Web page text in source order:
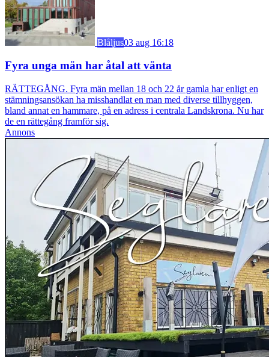
Blåljus03 aug 16:18
Fyra unga män har åtal att vänta
RÄTTEGÅNG. Fyra män mellan 18 och 22 år gamla har enligt en
stämningsansökan ha misshandlat en man med diverse tillhyggen,
bland annat en hammare, på en adress i centrala Landskrona. Nu har
de en rättegång framför sig.
Annons